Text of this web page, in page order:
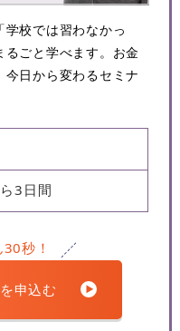
校では習わなかっ
ごと学べます。お金
日から変わるセミナ
3日間
秒！
申込む